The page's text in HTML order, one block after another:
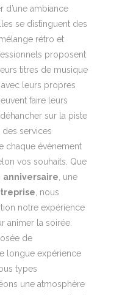
d’une ambiance
se distinguent des
rétro et
proposent
titres de musique
leurs propres
faire leurs
sur la piste
services
chaque évènement
vos souhaits. Que
anniversaire , une
, nous
notre expérience
animer la soirée.
de
longue expérience
types
une atmosphère